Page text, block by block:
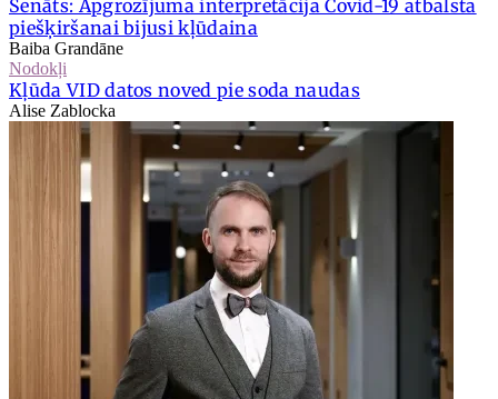
Senāts: Apgrozījuma interpretācija Covid-19 atbalsta
piešķiršanai bijusi kļūdaina
Baiba Grandāne
Nodokļi
Kļūda VID datos noved pie soda naudas
Alise Zablocka